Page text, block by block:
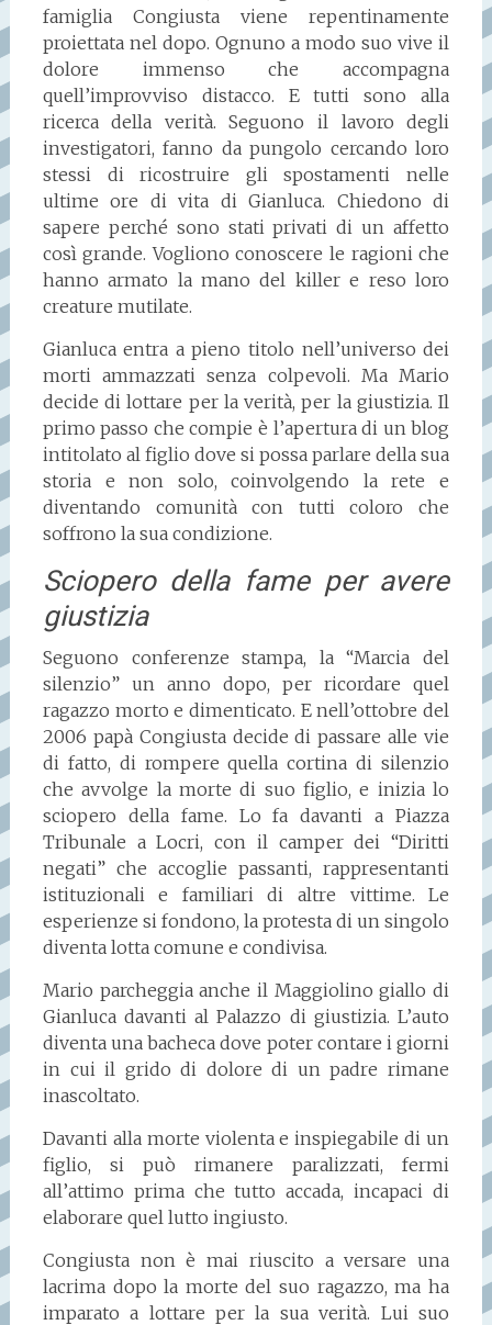
famiglia Congiusta viene repentinamente
proiettata nel dopo. Ognuno a modo suo vive il
dolore immenso che accompagna
quell’improvviso distacco. E tutti sono alla
ricerca della verità. Seguono il lavoro degli
investigatori, fanno da pungolo cercando loro
stessi di ricostruire gli spostamenti nelle
ultime ore di vita di Gianluca. Chiedono di
sapere perché sono stati privati di un affetto
così grande. Vogliono conoscere le ragioni che
hanno armato la mano del killer e reso loro
creature mutilate.
Gianluca entra a pieno titolo nell’universo dei
morti ammazzati senza colpevoli. Ma Mario
decide di lottare per la verità, per la giustizia. Il
primo passo che compie è l’apertura di un blog
intitolato al figlio dove si possa parlare della sua
storia e non solo, coinvolgendo la rete e
diventando comunità con tutti coloro che
soffrono la sua condizione.
Sciopero della fame per avere
giustizia
Seguono conferenze stampa, la “Marcia del
silenzio” un anno dopo, per ricordare quel
ragazzo morto e dimenticato. E nell’ottobre del
2006 papà Congiusta decide di passare alle vie
di fatto, di rompere quella cortina di silenzio
che avvolge la morte di suo figlio, e inizia lo
sciopero della fame. Lo fa davanti a Piazza
Tribunale a Locri, con il camper dei “Diritti
negati” che accoglie passanti, rappresentanti
istituzionali e familiari di altre vittime. Le
esperienze si fondono, la protesta di un singolo
diventa lotta comune e condivisa.
Mario parcheggia anche il Maggiolino giallo di
Gianluca davanti al Palazzo di giustizia. L’auto
diventa una bacheca dove poter contare i giorni
in cui il grido di dolore di un padre rimane
inascoltato.
Davanti alla morte violenta e inspiegabile di un
figlio, si può rimanere paralizzati, fermi
all’attimo prima che tutto accada, incapaci di
elaborare quel lutto ingiusto.
Congiusta non è mai riuscito a versare una
lacrima dopo la morte del suo ragazzo, ma ha
imparato a lottare per la sua verità. Lui suo